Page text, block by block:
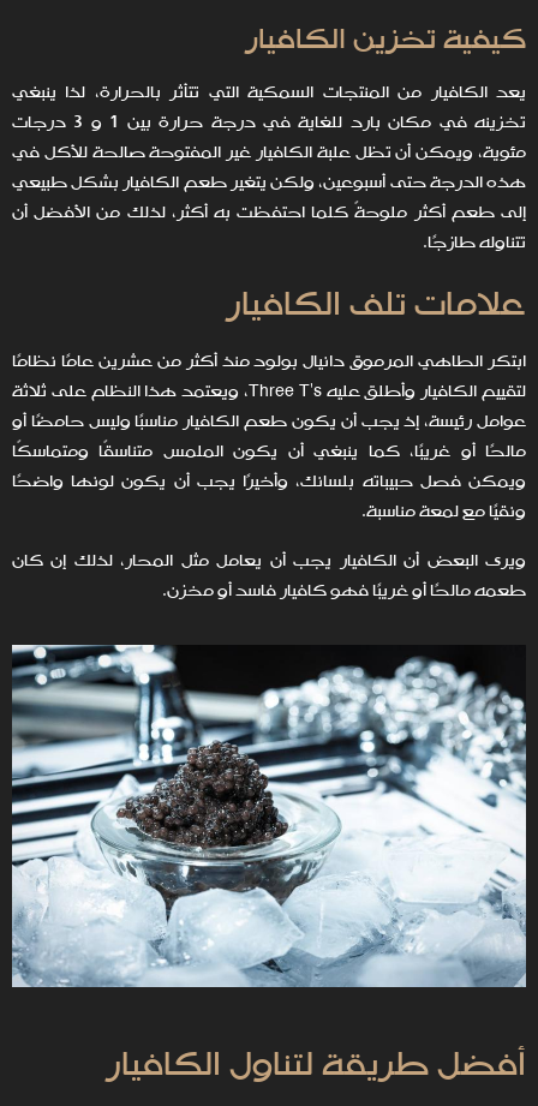
كيفية تخزين الكافيار
يعد الكافيار من المنتجات السمكية التي تتأثر بالحرارة، لذا ينبغي
تخزينه في مكان بارد للغاية في درجة حرارة بين 1 و 3 درجات
مئوية، ويمكن أن تظل علبة الكافيار غير المفتوحة صالحة للأكل في
هذه الدرجة حتى أسبوعين، ولكن يتغير طعم الكافيار بشكل طبيعي
إلى طعم أكثر ملوحةً كلما احتفظت به أكثر، لذلك من الأفضل أن
تتناوله طازجًا.
علامات تلف الكافيار
ابتكر الطاهي المرموق دانيال بولود منذ أكثر من عشرين عامًا نظامًا
لتقييم الكافيار وأطلق عليه Three T's، ويعتمد هذا النظام على ثلاثة
عوامل رئيسة، إذ يجب أن يكون طعم الكافيار مناسبًا وليس حامضًا أو
مالحًا أو غريبًا، كما ينبغي أن يكون الملمس متناسقًا ومتماسكًا
ويمكن فصل حبيباته بلسانك، وأخيرًا يجب أن يكون لونها واضحًا
ونقيًا مع لمعة مناسبة.
ويرى البعض أن الكافيار يجب أن يعامل مثل المحار، لذلك إن كان
طعمه مالحًا أو غريبًا فهو كافيار فاسد أو مخزن.
أفضل طريقة لتناول الكافيار